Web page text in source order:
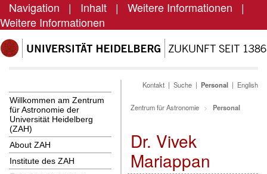
Navigation | Inhalt | Weitere Informationen |
Weitere Informationen
Willkommen am Zentrum
für Astronomie der
Universität Heidelberg
(ZAH)
About ZAH
Institute des ZAH
Kontakt | Suche | Personal | English
Zentrum für Astronomie Personal
Dr. Vivek
Mariappan